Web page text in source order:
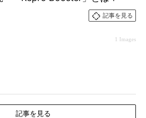
記事を見る
1 Images
記事を見る